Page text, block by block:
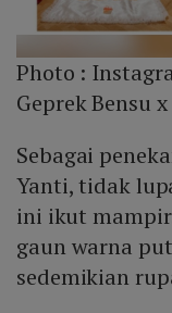
Photo :
Geprek Bensu
Sebagai
Yanti, tidak
ini ikut
gaun warna
sedemikian